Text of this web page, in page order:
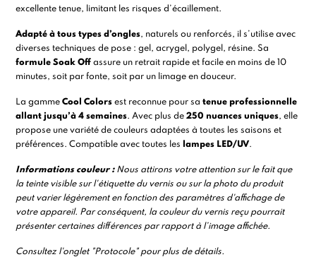
excellente tenue, limitant les risques d’écaillement.
Adapté à tous types d’ongles, naturels ou renforcés, il s’utilise avec
diverses techniques de pose :gel ,acrygel , polygel , résine. Sa
formule Soak Off assure un retrait rapide et facile en moins de 10
minutes, soit parfonte, soit par un limage en douceur.
La gammeCool Colors est reconnue pour satenue professionnelle
allant jusqu’à 4 semaines. Avec plus de250 nuances uniques, elle
propose une variété de couleurs adaptées à toutes les saisons et
préférences. Compatible avec toutes les
lampes LED/UV.
Informationscouleur :Nous attirons votre attention sur le fait que
la teinte visible sur l'étiquette du vernis ou sur la photo du produit
peut varier légèrement en fonction des paramètres d'affichage de
votre appareil. Par conséquent, la couleur du vernis reçu pourrait
présenter certaines différences par rapport à l’image affichée.
Consultez l'onglet "Protocole" pour plus de détails.